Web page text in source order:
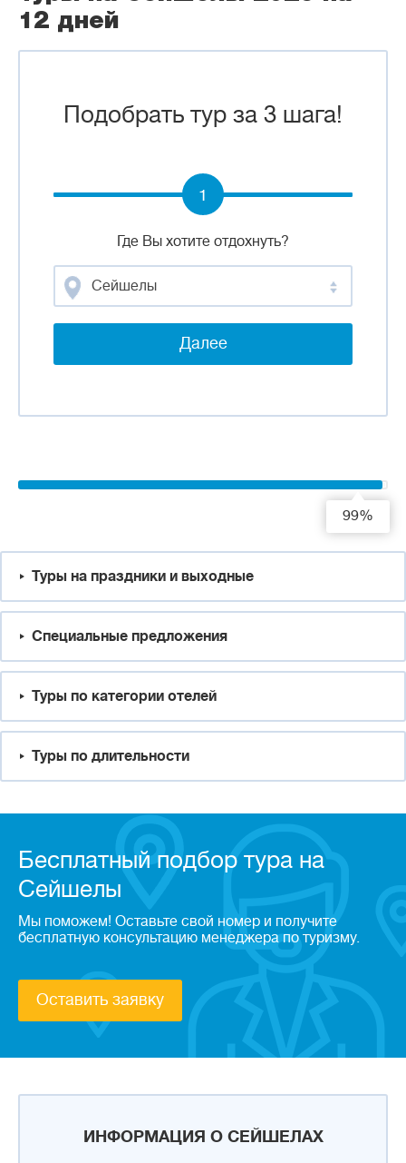
ИНФОРМАЦИЯ О СЕЙШЕЛАХ
12 дней
Подобрать тур за 3 шага!
Где Вы хотите отдохнуть?
Сейшелы
Далее
1
99%
Туры на праздники и выходные
Специальные предложения
Туры по категории отелей
Туры по длительности
Бесплатный подбор тура на
Сейшелы
Мы поможем! Оставьте свой номер и получите
бесплатную консультацию менеджера по туризму.
Оставить заявку